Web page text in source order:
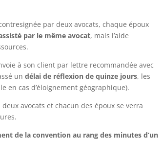
par deux avocats, chaque époux
par le même avocat, mais l’aide
à son client par lettre recommandée avec
undélai de réflexion de quinze jours, les
en cas d’éloignement géographique).
avocats et chacun des époux se verra
de la convention au rang des minutes d’un